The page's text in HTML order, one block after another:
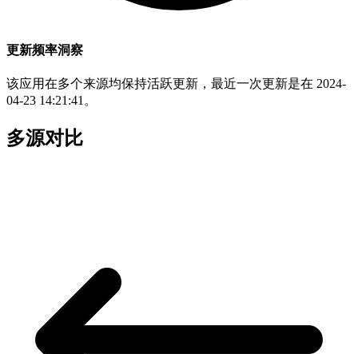
更新频率洞察
该应用在多个来源均保持活跃更新，最近一次更新是在 2024-
04-23 14:21:41。
多源对比